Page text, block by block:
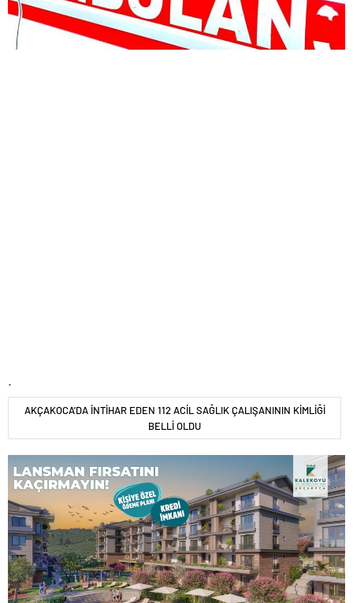
AKÇAKOCA'DA İNTİHAR EDEN 112 ACİL SAĞLIK ÇALIŞANININ KİMLİĞİ
BELLİ OLDU